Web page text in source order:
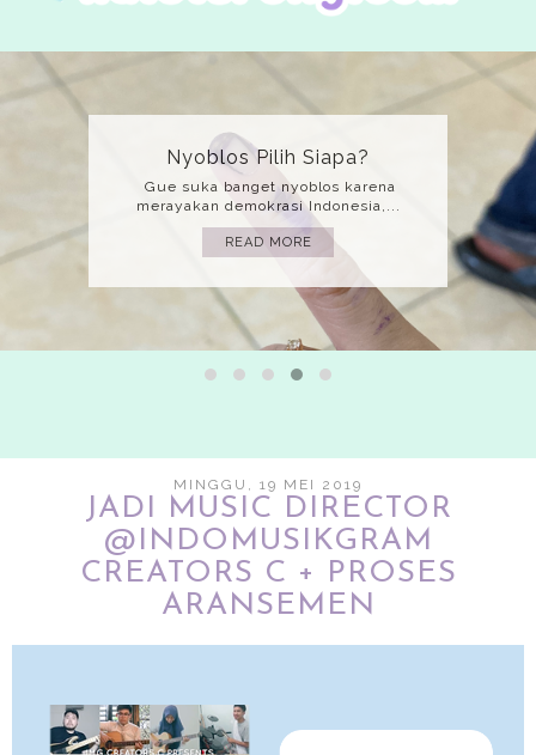
Nyoblos Pilih Siapa?
Gue suka banget nyoblos karena
merayakan demokrasi Indonesia,...
READ MORE
MINGGU, 19 MEI 2019
JADI MUSIC DIRECTOR
@INDOMUSIKGRAM
CREATORS C + PROSES
ARANSEMEN